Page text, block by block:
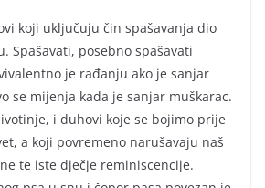
koji uključuju čin spašavanja dio
Spašavati, posebno spašavati
je rađanju ako je sanjar
se mijenja kada je sanjar muškarac.
i duhovi koje se bojimo prije
a koji povremeno narušavaju naš
te iste dječje reminiscencije.